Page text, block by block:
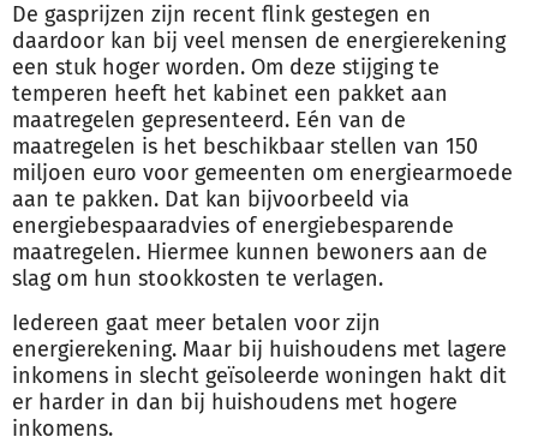
De gasprijzen zijn recent flink gestegen en
daardoor kan bij veel mensen de energierekening
een stuk hoger worden. Om deze stijging te
temperen heeft het kabinet een pakket aan
maatregelen gepresenteerd. Eén van de
maatregelen is het beschikbaar stellen van 150
miljoen euro voor gemeenten om energiearmoede
aan te pakken. Dat kan bijvoorbeeld via
energiebespaaradvies of energiebesparende
maatregelen. Hiermee kunnen bewoners aan de
slag om hun stookkosten te verlagen.
Iedereen gaat meer betalen voor zijn
energierekening. Maar bij huishoudens met lagere
inkomens in slecht geïsoleerde woningen hakt dit
er harder in dan bij huishoudens met hogere
inkomens.